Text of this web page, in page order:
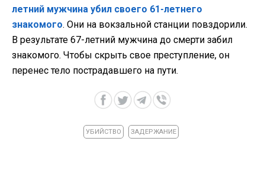
летний мужчина убил своего 61-летнего
знакомого. Они на вокзальной станции повздорили.
В результате 67-летний мужчина до смерти забил
знакомого. Чтобы скрыть свое преступление, он
перенес тело пострадавшего на пути.
УБИЙСТВО ЗАДЕРЖАНИЕ